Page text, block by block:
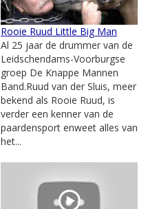
Rooie Ruud Little Big Man
Al 25 jaar de drummer van de
Leidschendams-Voorburgse
groep De Knappe Mannen
Band.Ruud van der Sluis, meer
bekend als Rooie Ruud, is
verder een kenner van de
paardensport enweet alles van
het...